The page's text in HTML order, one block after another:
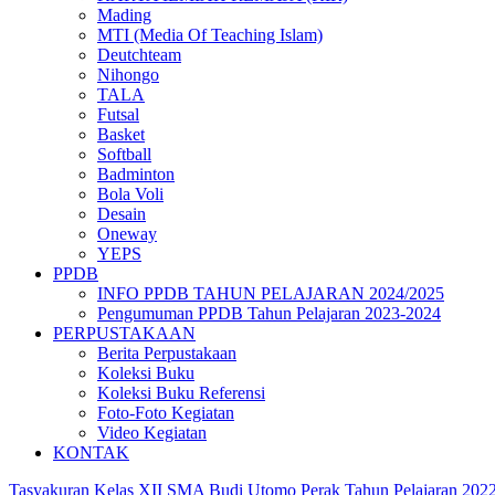
Mading
MTI (Media Of Teaching Islam)
Deutchteam
Nihongo
TALA
Futsal
Basket
Softball
Badminton
Bola Voli
Desain
Oneway
YEPS
PPDB
INFO PPDB TAHUN PELAJARAN 2024/2025
Pengumuman PPDB Tahun Pelajaran 2023-2024
PERPUSTAKAAN
Berita Perpustakaan
Koleksi Buku
Koleksi Buku Referensi
Foto-Foto Kegiatan
Video Kegiatan
KONTAK
Tasyakuran Kelas XII SMA Budi Utomo Perak Tahun Pelajaran